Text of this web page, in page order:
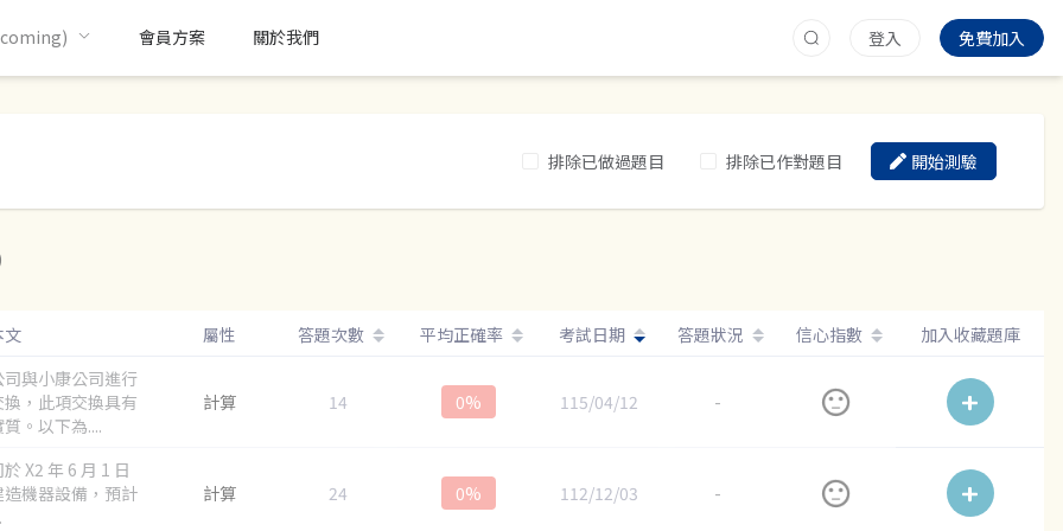
會員方案 關於我們 登入 免費加入
排除已做過題目 排除已作對題目 開始測驗
文 屬性 答題次數 平均正確率 考試日期 答題狀況 信心指數
加入收藏題庫
與小康公司進行
，此項交換具有
。以下為....
計算 14 0% 115/04/12 -
X2 年 6 月 1 日
機器設備，預計
計算 24 0% 112/12/03 -